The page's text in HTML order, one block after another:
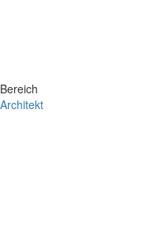
Bereich
Architekt